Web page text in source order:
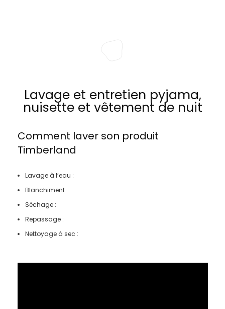
Lavage et entretien pyjama,
nuisette et vêtement de nuit
Comment laver son produit
Timberland
Lavage à l’eau :
Blanchiment :
Séchage :
Repassage :
Nettoyage à sec :